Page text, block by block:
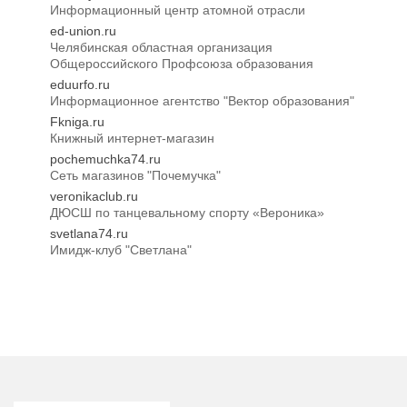
Информационный центр атомной отрасли
ed-union.ru
Челябинская областная организация
Общероссийского Профсоюза образования
eduurfo.ru
Информационное агентство "Вектор образования"
Fkniga.ru
Книжный интернет-магазин
pochemuchka74.ru
Сеть магазинов "Почемучка"
veronikaclub.ru
ДЮСШ по танцевальному спорту «Вероника»
svetlana74.ru
Имидж-клуб "Светлана"